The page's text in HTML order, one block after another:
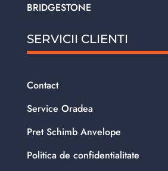
BRIDGESTONE
SERVICII CLIENTI
Contact
Service Oradea
Pret Schimb Anvelope
Politica de confidentialitate